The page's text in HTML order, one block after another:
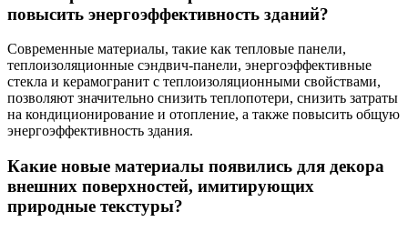
повысить энергоэффективность зданий?
Современные материалы, такие как тепловые панели,
теплоизоляционные сэндвич-панели, энергоэффективные
стекла и керамогранит с теплоизоляционными свойствами,
позволяют значительно снизить теплопотери, снизить затраты
на кондиционирование и отопление, а также повысить общую
энергоэффективность здания.
Какие новые материалы появились для декора
внешних поверхностей, имитирующих
природные текстуры?